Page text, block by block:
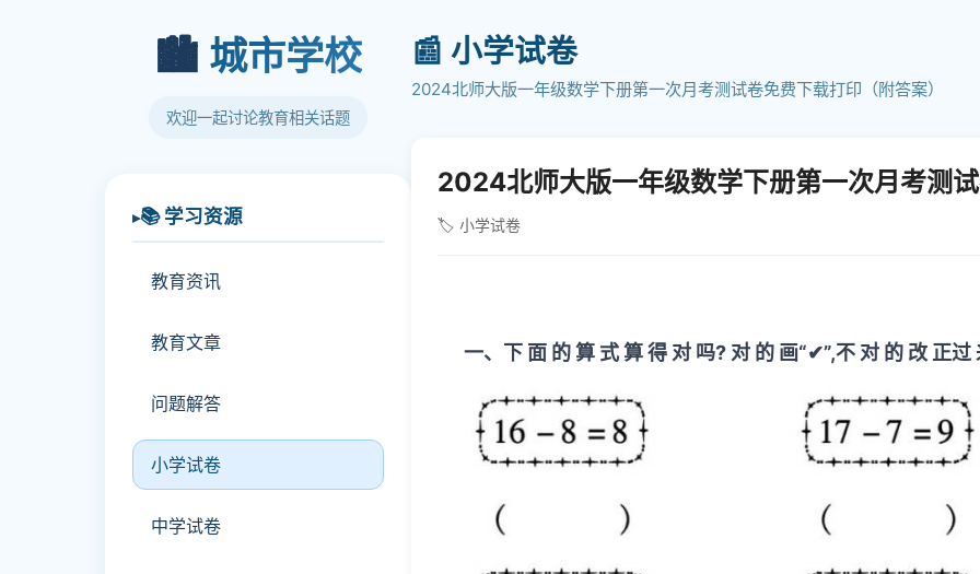
🏙️ 城市学校
欢迎一起讨论教育相关话题
📚 学习资源
教育资讯
教育文章
问题解答
小学试卷
中学试卷
📰 小学试卷
2024北师大版一年级数学下册第一次月考测试卷免费下载打印（附答案）
2024北师大版一年级数学下册第一次月考测试
🏷️ 小学试卷
一、下 面 的 算 式 算 得 对 吗? 对 的 画“✔”,不 对 的 改 正